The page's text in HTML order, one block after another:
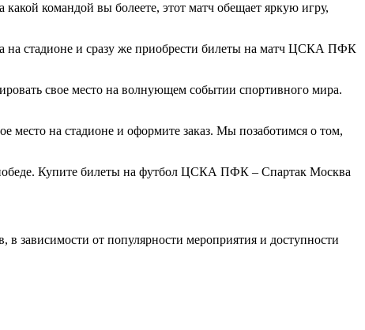
командой вы болеете, этот матч обещает яркую игру,
на стадионе и сразу же приобрести билеты на матч ЦСКА ПФК
свое место на волнующем событии спортивного мира.
на стадионе и оформите заказ. Мы позаботимся о том,
Купите билеты на футбол ЦСКА ПФК – Спартак Москва
зависимости от популярности мероприятия и доступности